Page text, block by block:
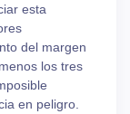
esta
del margen
los tres
en peligro.